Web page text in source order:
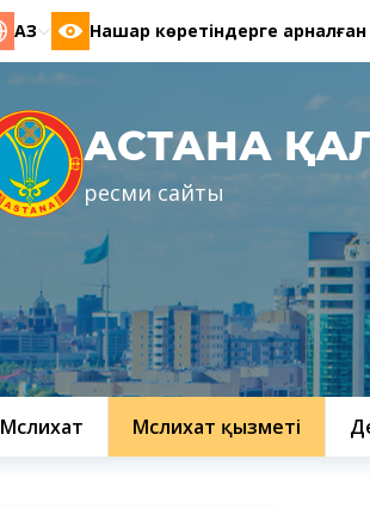
ҚАЗ Нашар көретіндерге арналған
АСТАНА
ресми сайты
Мәслихат Мәслихат қызметі